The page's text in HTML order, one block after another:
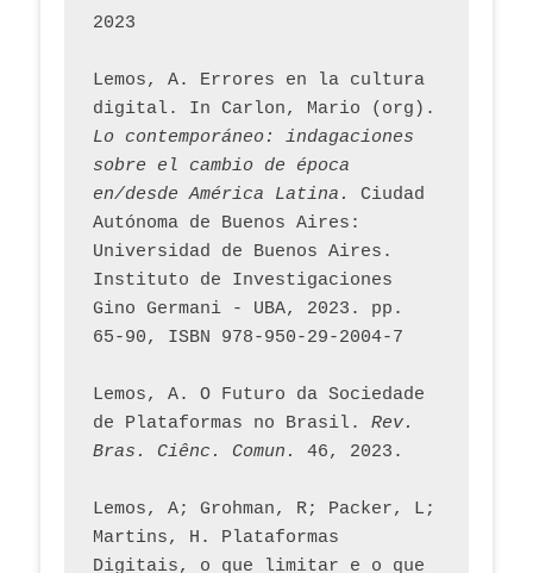
2023
Lemos, A. Errores en la cultura
Lo contemporáneo: indagaciones
sobre el cambio de época
en/desde América Latina.
Ciudad
Autónoma de Buenos Aires:
Universidad de Buenos Aires.
Instituto de Investigaciones
Gino Germani - UBA, 2023. pp.
65-90, ISBN 978-950-29-2004-7
Lemos, A. O Futuro da Sociedade
de Plataformas no Brasil. Rev.
Bras. Ciênc. Comun.
Lemos, A; Grohman, R; Packer, L;
Martins, H. Plataformas
Digitais, o que limitar e o que